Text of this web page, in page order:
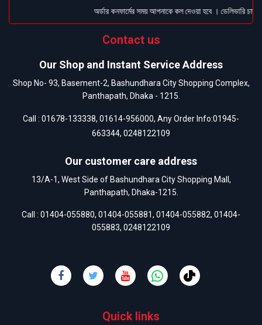
অর্ডার কনফার্মের সময় আপনাকে কল দেওয়া হবে । ডেলিভারি
Contact us
Our Shop and Instant Service Address
Shop No- 93, Basement-2, Bashundhara City Shopping Complex,
Panthapath, Dhaka - 1215.
Call : 01678-133338, 01614-956000, Any Order Info:01945-
663344, 0248122109
Our customer care address
13/A-1, West Side of Bashundhara City Shopping Mall,
Panthapath, Dhaka-1215.
Call : 01404-055880, 01404-055881, 01404-055882, 01404-
055883, 0248122109
Quick links